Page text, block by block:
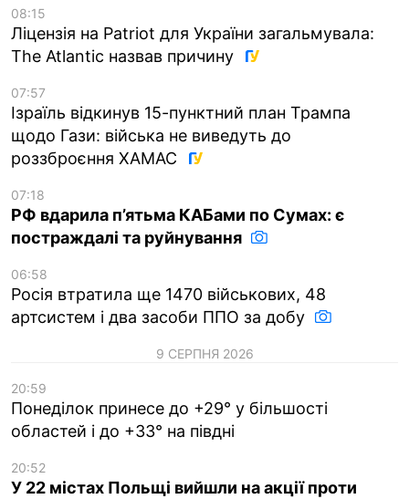
08:15
Ліцензія на Patriot для України загальмувала:
The Atlantic назвав причину
07:57
Ізраїль відкинув 15-пунктний план Трампа
щодо Гази: війська не виведуть до
роззброєння ХАМАС
07:18
РФ вдарила п’ятьма КАБами по Сумах: є
постраждалі та руйнування
06:58
Росія втратила ще 1470 військових, 48
артсистем і два засоби ППО за добу
9 СЕРПНЯ 2026
20:59
Понеділок принесе до +29° у більшості
областей і до +33° на півдні
20:52
У 22 містах Польщі вийшли на акції проти